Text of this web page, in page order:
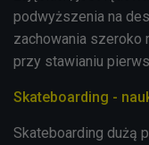
podwyższenia na
zachowania szeroko
przy stawianiu
Skateboarding -
Skateboarding dużą